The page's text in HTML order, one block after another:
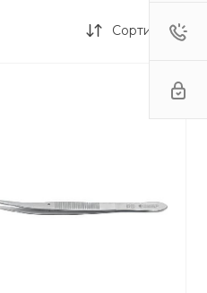
Сортировка